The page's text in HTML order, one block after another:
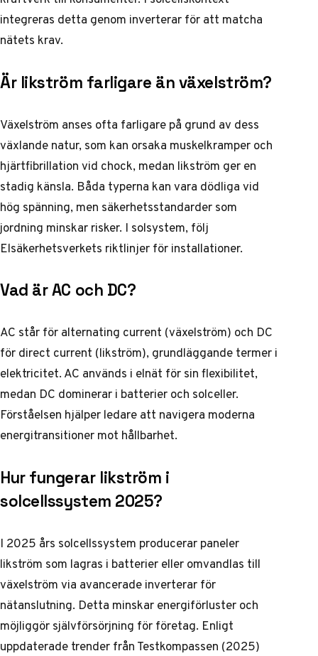
integreras detta genom inverterar för att matcha
nätets krav.
Är likström farligare än växelström?
Växelström anses ofta farligare på grund av dess
växlande natur, som kan orsaka muskelkramper och
hjärtfibrillation vid chock, medan likström ger en
stadig känsla. Båda typerna kan vara dödliga vid
hög spänning, men säkerhetsstandarder som
jordning minskar risker. I solsystem, följ
Elsäkerhetsverkets riktlinjer för installationer.
Vad är AC och DC?
AC står för alternating current (växelström) och DC
för direct current (likström), grundläggande termer i
elektricitet. AC används i elnät för sin flexibilitet,
medan DC dominerar i batterier och solceller.
Förståelsen hjälper ledare att navigera moderna
energitransitioner mot hållbarhet.
Hur fungerar likström i
solcellssystem 2025?
I 2025 års solcellssystem producerar paneler
likström som lagras i batterier eller omvandlas till
växelström via avancerade inverterar för
nätanslutning. Detta minskar energiförluster och
möjliggör självförsörjning för företag. Enligt
uppdaterade trender från Testkompassen (2025)